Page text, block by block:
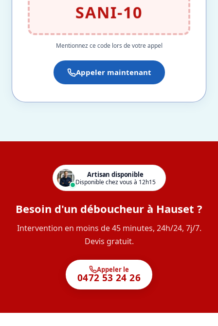
SANI-10
Mentionnez ce code lors de votre appel
Appeler maintenant
Artisan disponible
Disponible chez vous à 12h15
Besoin d'un déboucheur à Hauset ?
Intervention en moins de 45 minutes, 24h/24, 7j/7.
Devis gratuit.
Appeler le
0472 53 24 26